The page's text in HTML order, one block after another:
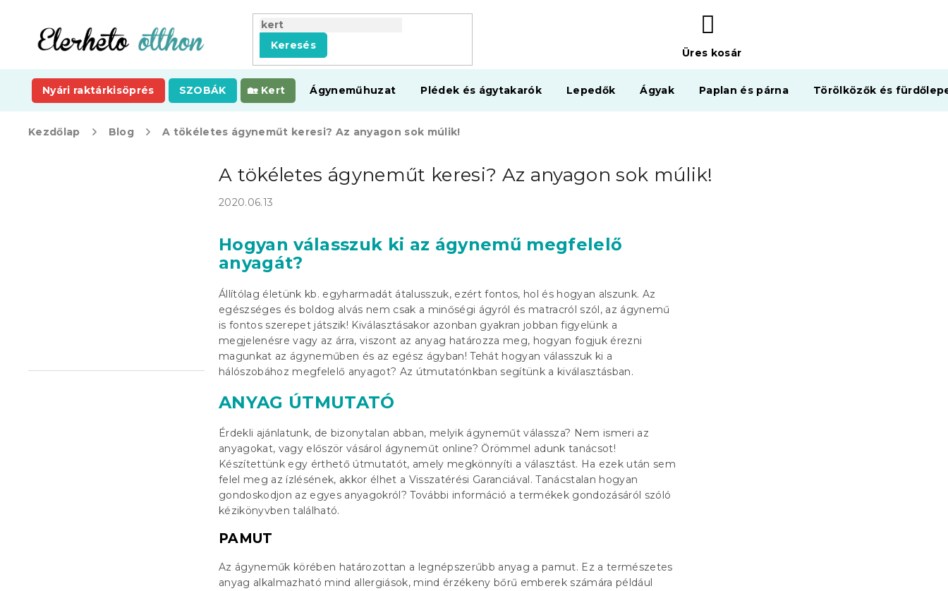
tartalomhoz
Keresés
KOSÁR
Üres kosár
Nyári raktárkisöprés SZOBÁK Kert Ágyneműhuzat Plédek és ágytakarók Lepedők Ágyak Paplan és párna Törölközők és
Kezdőlap Blog A tökéletes ágyneműt keresi? Az anyagon sok múlik!
A tökéletes ágyneműt keresi? Az anyagon sok múlik!
2020.06.13
Hogyan válasszuk ki az ágynemű megfelelő
anyagát?
Állítólag életünk kb. egyharmadát átalusszuk, ezért fontos, hol és hogyan alszunk. Az
egészséges és boldog alvás nem csak a minőségi ágyról és matracról szól, az ágynemű
is fontos szerepet játszik! Kiválasztásakor azonban gyakran jobban figyelünk a
megjelenésre vagy az árra, viszont az anyag határozza meg, hogyan fogjuk érezni
magunkat az ágyneműben és az egész ágyban! Tehát hogyan válasszuk ki a
hálószobához megfelelő anyagot? Az útmutatónkban segítünk a kiválasztásban.
ANYAG ÚTMUTATÓ
Érdekli ajánlatunk, de bizonytalan abban, melyik ágyneműt válassza? Nem ismeri az
anyagokat, vagy először vásárol ágyneműt online? Örömmel adunk tanácsot!
Készítettünk egy érthető útmutatót, amely megkönnyíti a választást. Ha ezek után sem
felel meg az ízlésének, akkor élhet a Visszatérési Garanciával. Tanácstalan hogyan
gondoskodjon az egyes anyagokról? További információ a termékek gondozásáról szóló
kézikönyvben található.
PAMUT
Az ágyneműk körében határozottan a legnépszerűbb anyag a pamut. Ez a természetes
anyag alkalmazható mind allergiások, mind érzékeny bőrű emberek számára például